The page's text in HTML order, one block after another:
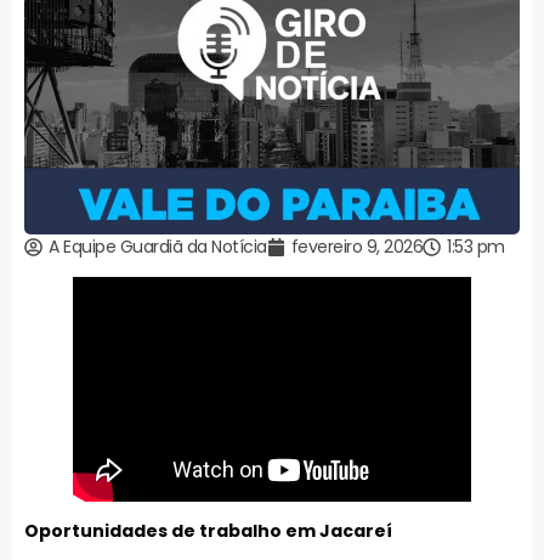
A Equipe Guardiã da Notícia fevereiro 9, 2026 1:53 pm
Oportunidades de trabalho em Jacareí